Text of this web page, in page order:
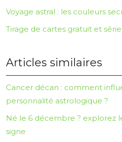
Voyage astral : les couleurs
Tirage de cartes gratuit et
Articles similaires
Cancer décan : comment
personnalité astrologique ?
Né le 6 décembre ? explorez
signe